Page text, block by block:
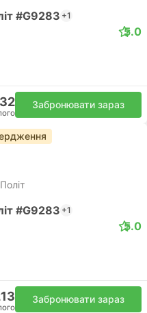
#G9283 +1
5.0
Забронювати зараз
#G9283 +1
5.0
Забронювати зараз